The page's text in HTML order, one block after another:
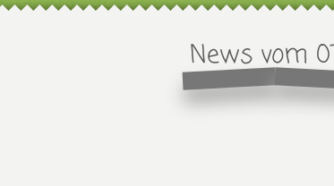
News vom